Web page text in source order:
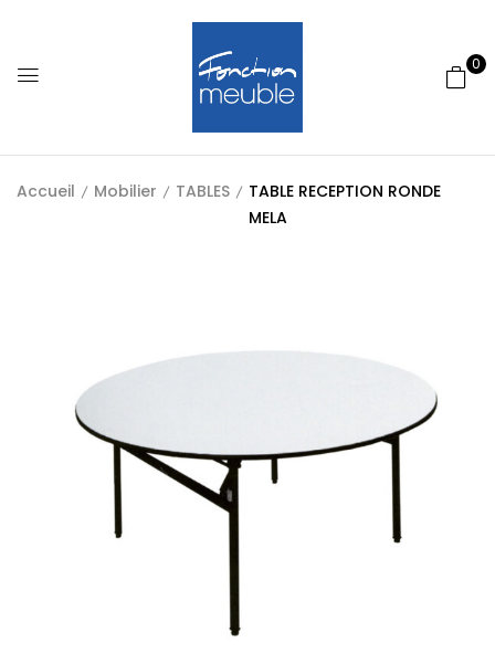
0
Accueil Mobilier TABLES
TABLE RECEPTION RONDE
MELA